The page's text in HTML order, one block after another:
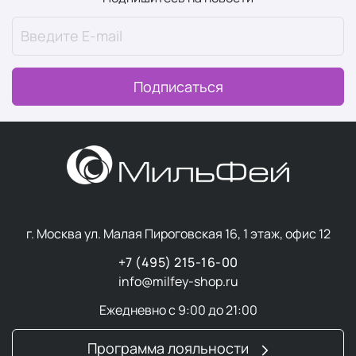
экономить на входящих в состав ингредиентах.
косметические линейки только на основе дорогих и
эффективных препаратов.
Питательные сыворотки, кремы против пигментации,
чувствительной кожи, лосьоны для проблемной кожи
все продукты гипоаллергенны и подходят для
средства на животных, поэтому продукция подходит и
всех типов кожи
Подписаться
г. Москва ул. Малая Пироговская 16, 1 этаж, офис 12
+7 (495) 215-16-00
info@milfey-shop.ru
Ежедневно с 9:00 до 21:00
Программа лояльности